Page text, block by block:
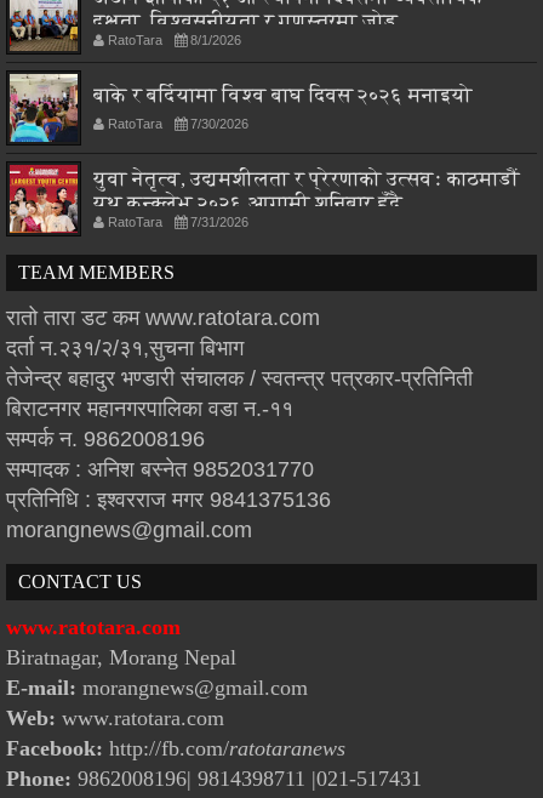
दक्षता, विश्वसनीयता र गुणस्तरमा जोड
RatoTara 8/1/2026
बाके र बर्दियामा विश्व बाघ दिवस २०२६ मनाइयो
RatoTara 7/30/2026
युवा नेतृत्व, उद्यमशीलता र प्रेरणाको उत्सवः काठमाडौं
युथ कन्क्लेभ २०२६ आगामी शनिबार हुँदै
RatoTara 7/31/2026
TEAM MEMBERS
रातो तारा डट कम www.ratotara.com
दर्ता न.२३१/२/३१,सुचना बिभाग
तेजेन्द्र बहादुर भण्डारी संचालक / स्वतन्त्र पत्रकार-प्रतिनिती
बिराटनगर महानगरपालिका वडा न.-११
सम्पर्क न. 9862008196
सम्पादक : अनिश बस्नेत 9852031770
प्रतिनिधि : इश्वरराज मगर 9841375136
morangnews@gmail.com
CONTACT US
www.ratotara.com
Biratnagar, Morang Nepal
E-mail: morangnews@gmail.com
Web: www.ratotara.com
Facebook: http://fb.com/ratotaranews
Phone: 9862008196| 9814398711 |021-517431